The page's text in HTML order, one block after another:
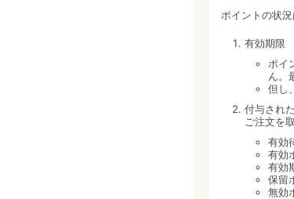
ポイントの状況
有効期限
ポイ
ん。
但し
付与され
ご注文を
有効
有効
有効
保留
無効